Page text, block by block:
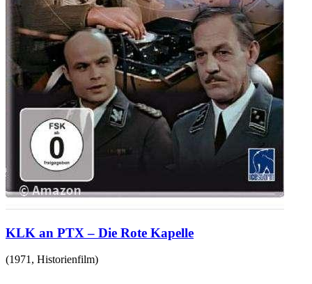
KLK an PTX – Die Rote Kapelle
(1971 , Historienfilm)